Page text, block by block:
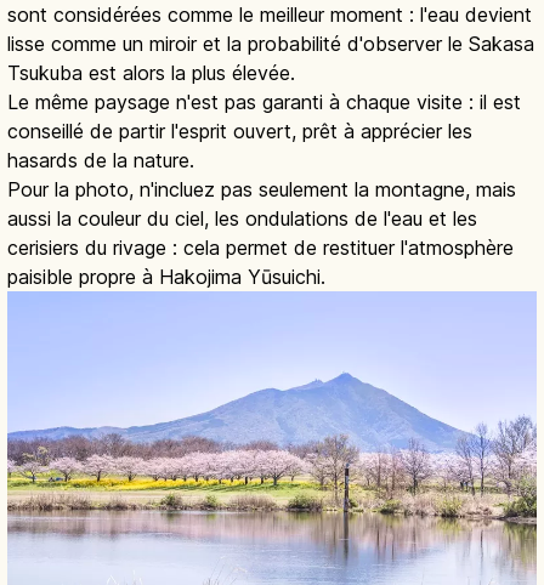
sont considérées comme le meilleur moment : l'eau devient
lisse comme un miroir et la probabilité d'observer le Sakasa
Tsukuba est alors la plus élevée.
Le même paysage n'est pas garanti à chaque visite : il est
conseillé de partir l'esprit ouvert, prêt à apprécier les
hasards de la nature.
Pour la photo, n'incluez pas seulement la montagne, mais
aussi la couleur du ciel, les ondulations de l'eau et les
cerisiers du rivage : cela permet de restituer l'atmosphère
paisible propre à Hakojima Yūsuichi.